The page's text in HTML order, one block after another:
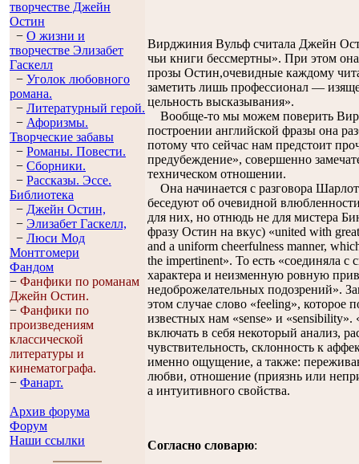
творчестве Джейн
Остин
− О жизни и
творчестве Элизабет
Гaскелл
− Уголок любовного
романа.
− Литературный герой.
− Афоризмы.
Творческие забавы
− Романы. Повести.
− Сборники.
− Рассказы. Эссe.
Библиотека
− Джейн Остин,
− Элизабет Гaскелл,
− Люси Мод
Монтгомери
Фандом
− Фанфики по романам
Джейн Остин.
− Фанфики по
произведениям
классической
литературы и
кинематографа.
− Фанарт.
Архив форума
Форум
Наши ссылки
Вирджиния Вульф считала Джейн
чьи книги бессмертны». При этом
прозы Остин,очевидные каждому
заметить лишь профессионал —
цельность высказывания».
Вообще-то мы можем поверить
построении английской фразы она
потому что сейчас нам предстоит
предубеждение», совершенно
техническом отношении.
Она начинается с разговора
беседуют об очевидной
для них, но отнюдь не для мистера
фразу Остин на вкус) «united with
and a uniform cheerfulness manner,
the impertinent». То есть «соединяла с
характера и неизменную ровную
недоброжелательных подозрений».
этом случае слово «feeling», которое
известных нам «sense» и
включать в себя некоторый анализ,
чувствительность, склонность к
именно ощущение, а также:
любви, отношение (приязнь или
а интуитивного свойства.
Согласно словарю: